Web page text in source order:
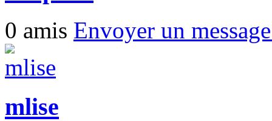
0 amis Envoyer un
mlise